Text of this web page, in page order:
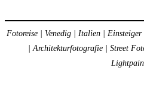
Fotoreise | Venedig | Italien |
| Architekturfotografie | Street